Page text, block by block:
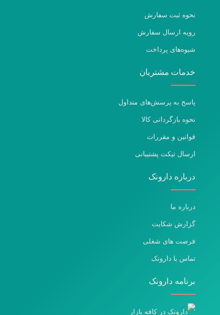
نحوه ثبت سفارش
رویه ارسال سفارش
شیوه‌های پرداخت
خدمات مشتریان
پاسخ به پرسش‌های متداول
نحوه بازگردانی کالا
قوانین و مقررات
ارسال تیکت پشتیبانی
درباره دارونک
درباره ما
گزارش شکایت
فرصت های شغلی
تماس با دارونک
برنامه دارونک